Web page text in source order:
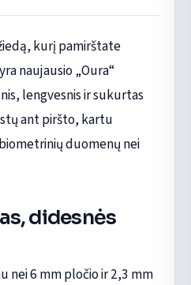
kurį pamirštate
naujausio „Oura“
lengvesnis ir sukurtas
ant piršto, kartu
duomenų nei
didesnės
nei 6 mm pločio ir 2,3 mm